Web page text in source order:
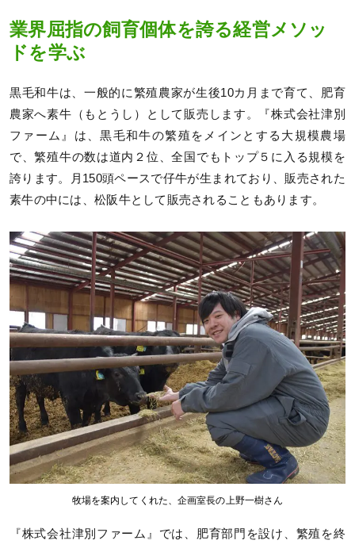
業界屈指の飼育個体を誇る経営メソッ
ドを学ぶ
黒毛和牛は、一般的に繁殖農家が生後10カ月まで育て、肥育
農家へ素牛（もとうし）として販売します。『株式会社津別
ファーム』は、黒毛和牛の繁殖をメインとする大規模農場
で、繁殖牛の数は道内２位、全国でもトップ５に入る規模を
誇ります。月150頭ペースで仔牛が生まれており、販売された
素牛の中には、松阪牛として販売されることもあります。
牧場を案内してくれた、企画室長の上野一樹さん
『株式会社津別ファーム』では、肥育部門を設け、繁殖を終